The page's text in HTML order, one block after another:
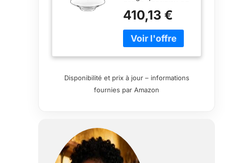
725 ml
formelles Capacité
de 75 cl Fabriqué
en Italie Passe au
lave-vaisselle
410,13 €
Disponibilité et prix à jour – informations
fournies par Amazon